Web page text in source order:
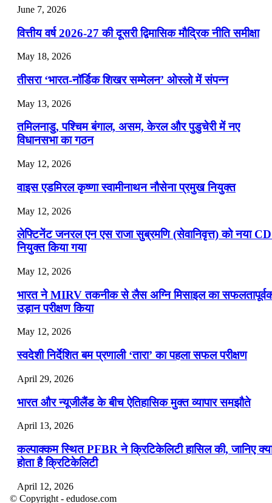
July 22, 2026
📝 डेली करेंट अफेयर्स: 19-21 जुलाई 2026
July 19, 2026
📝 डेली करेंट अफेयर्स: 16-18 जुलाई 2026
July 16, 2026
📝 डेली करेंट अफेयर्स: 13-15 जुलाई 2026
June 7, 2026
वित्तीय वर्ष 2026-27 की दूसरी द्विमासिक मौद्रिक नीति समीक्षा
May 18, 2026
तीसरा ‘भारत-नॉर्डिक शिखर सम्मेलन’ ओस्लो में संपन्न
May 13, 2026
तमिलनाडु, पश्चिम बंगाल, असम, केरल और पुडुचेरी में नए
विधानसभा का गठन
May 12, 2026
वाइस एडमिरल कृष्णा स्वामीनाथन नौसेना प्रमुख नियुक्त
May 12, 2026
लेफ्टिनेंट जनरल एन एस राजा सुब्रमणि (सेवानिवृत्त) को नया
नियुक्त किया गया
May 12, 2026
भारत ने MIRV तकनीक से लैस अग्नि मिसाइल का
उड़ान परीक्षण किया
May 12, 2026
स्वदेशी निर्देशित बम प्रणाली ‘तारा’ का पहला सफल परीक्षण
April 29, 2026
भारत और न्यूजीलैंड के बीच ऐतिहासिक मुक्त व्यापार समझौते
April 13, 2026
कल्पाक्कम स्थित PFBR ने क्रिटिकेलिटी हासिल की, जानिए
होता है क्रिटिकेलिटी
April 12, 2026
© Copyright - edudose.com